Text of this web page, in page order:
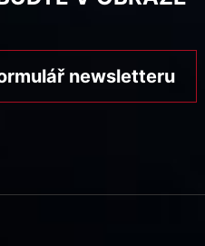
newsletteru